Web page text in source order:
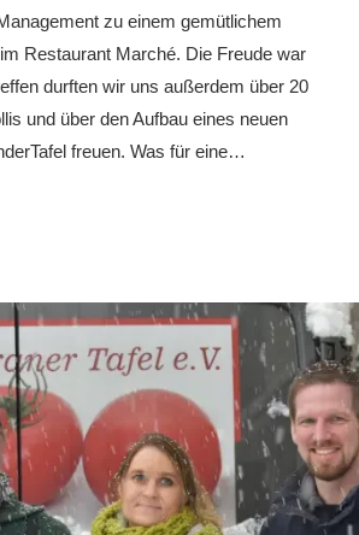
zu einem gemütlichem
Restaurant Marché. Die Freude war
durften wir uns außerdem über 20
und über den Aufbau eines neuen
freuen. Was für eine…